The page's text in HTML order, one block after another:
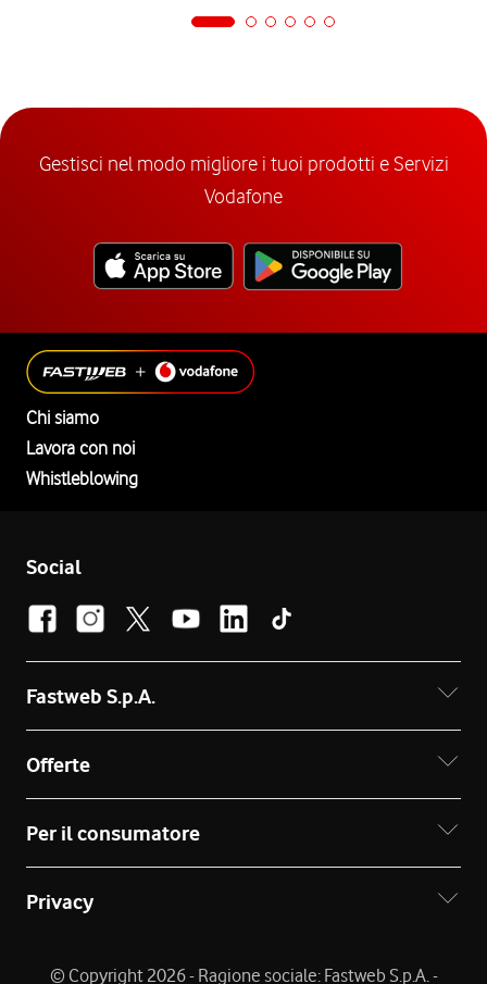
Gestisci nel modo migliore i tuoi prodotti e Servizi
Vodafone
Chi siamo
Lavora con noi
Whistleblowing
Social
Fastweb S.p.A.
Offerte
Per il consumatore
Privacy
© Copyright 2026 - Ragione sociale: Fastweb S.p.A. -